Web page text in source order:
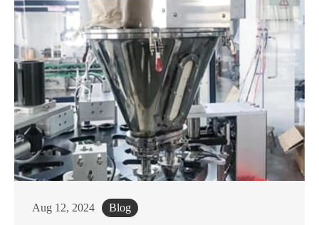
Aug 12, 2024 Blog